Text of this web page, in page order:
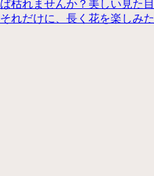
枯れませんか？美しい見た目
れだけに、長く花を楽しみた